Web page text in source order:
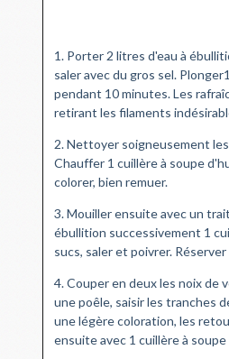
1. Porter 2 litres d'eau à
saler avec du gros sel.
pendant 10 minutes. Les
retirant les filaments
2. Nettoyer soigneusement
Chauffer 1 cuillère à soupe
colorer, bien remuer.
3. Mouiller ensuite avec un
ébullition successivement 1
sucs, saler et poivrer. Réserver
4. Couper en deux les noix de
une poêle, saisir les tranches
une légère coloration, les
ensuite avec 1 cuillère à